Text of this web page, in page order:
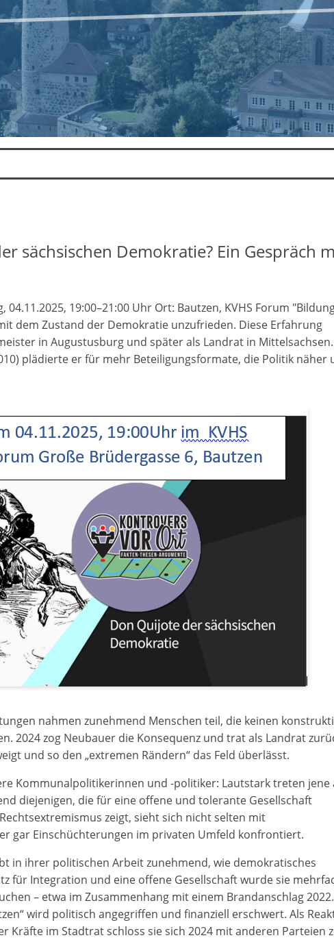
sächsischen Demokratie? Ein Gespräch
04.11.2025, 19:00–21:00 Uhr Ort: Bautzen, KVHS Forum
dem Zustand der Demokratie unzufrieden. Diese Erfahrung
in Augustusburg und später als Landrat in Mittelsachsen.
plädierte er für mehr Beteiligungsformate, die Politik näher
nahmen zunehmend Menschen teil, die keinen
2024 zog Neubauer die Konsequenz und trat als Landrat
und so den „extremen Rändern“ das Feld überlässt.
Kommunalpolitikerinnen und -politiker: Lautstark treten jene
diejenigen, die für eine offene und tolerante Gesellschaft
zeigt, sieht sich nicht selten mit
gar Einschüchterungen im privaten Umfeld konfrontiert.
in ihrer politischen Arbeit zunehmend, wie demokratisches
für Integration und eine offene Gesellschaft wurde sie
– etwa im Zusammenhang mit einem Brandanschlag 2022.
wird politisch angegriffen und finanziell erschwert. Als
Kräfte im Stadtrat schloss sie sich 2024 mit anderen Parteien